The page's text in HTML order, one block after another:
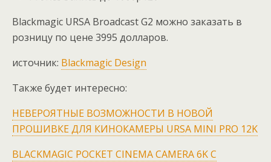
Blackmagic URSA Broadcast G2 можно заказать в
розницу по цене 3995 долларов.
источник: Blackmagic Design
Также будет интересно:
НЕВЕРОЯТНЫЕ ВОЗМОЖНОСТИ В НОВОЙ
ПРОШИВКЕ ДЛЯ КИНОКАМЕРЫ URSA MINI PRO 12K
BLACKMAGIC POCKET CINEMA CAMERA 6K С